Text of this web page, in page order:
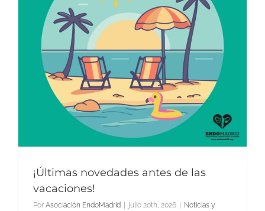
¡Últimas novedades antes de las
vacaciones!
Por Asociación EndoMadrid julio 20th, 2026
Noticias y